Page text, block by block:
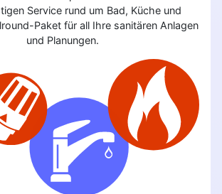
Service rund um Bad, Küche und
Paket für all Ihre sanitären Anlagen
und Planungen.